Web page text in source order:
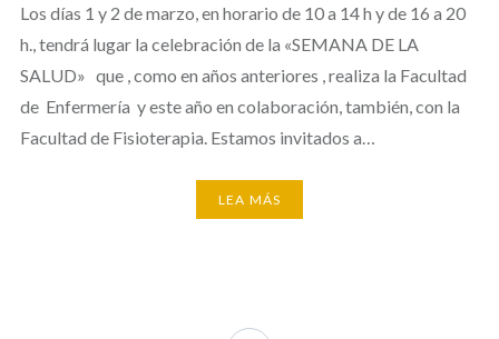
Los días 1 y 2 de marzo, en horario de 10 a 14 h y de 16 a 20
h., tendrá lugar la celebración de la «SEMANA DE LA
SALUD» que , como en años anteriores , realiza la Facultad
de Enfermería y este año en colaboración, también, con la
Facultad de Fisioterapia. Estamos invitados a…
LEA MÁS